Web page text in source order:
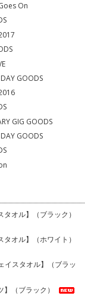
On
GOODS
GIG GOODS
GOODS
タオル】（ブラック）
タオル】（ホワイト）
イスタオル】（ブラッ
】（ブラック）